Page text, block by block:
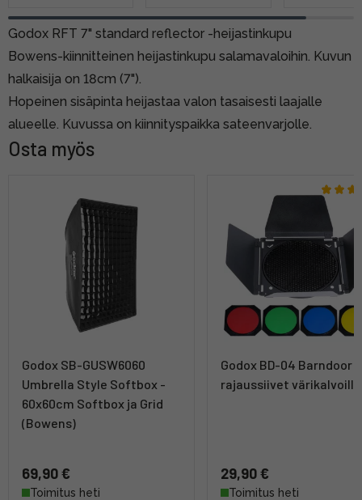
Godox RFT 7" standard reflector -heijastinkupu
Bowens-kiinnitteinen heijastinkupu salamavaloihin. Kuvun
halkaisija on 18cm (7").
Hopeinen sisäpinta heijastaa valon tasaisesti laajalle
alueelle. Kuvussa on kiinnityspaikka sateenvarjolle.
Osta myös
Godox SB-GUSW6060
Umbrella Style Softbox -
60x60cm Softbox ja Grid
(Bowens)
69,90 €
Toimitus heti
Godox BD-04 Barndoor
rajaussiivet värikalvoilla
29,90 €
Toimitus heti